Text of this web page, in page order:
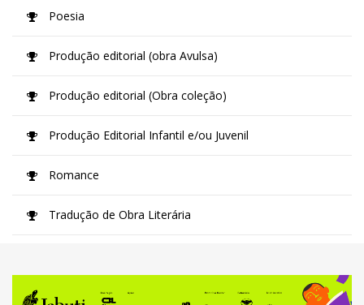
Poesia
Produção editorial (obra Avulsa)
Produção editorial (Obra coleção)
Produção Editorial Infantil e/ou Juvenil
Romance
Tradução de Obra Literária